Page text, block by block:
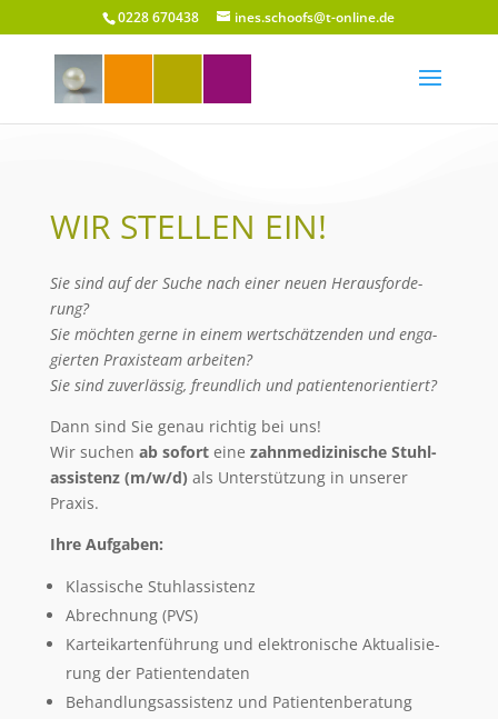
0228 670438 ines.schoofs@t-online.de
WIR STELLEN EIN!
Sie sind auf der Suche nach einer neu­en Her­aus­for­de­
rung?
Sie möch­ten ger­ne in einem wert­schät­zen­den und enga­
gier­ten Pra­xis­team arbei­ten?
Sie sind zuver­läs­sig, freund­lich und patientenorientiert?
Dann sind Sie genau rich­tig bei uns!
Wir suchen ab soforteine zahn­me­di­zi­ni­sche Stuh­l­
as­sis­tenz (m/w/d) als Unter­stüt­zung in unse­rer
Praxis.
Ihre Auf­ga­ben:
Klas­si­sche Stuhlassistenz
Abrech­nung (PVS)
Kar­tei­kar­ten­füh­rung und elek­tro­ni­sche Aktua­li­sie­
rung der Patientendaten
Behand­lungs­as­sis­tenz und Patientenberatung